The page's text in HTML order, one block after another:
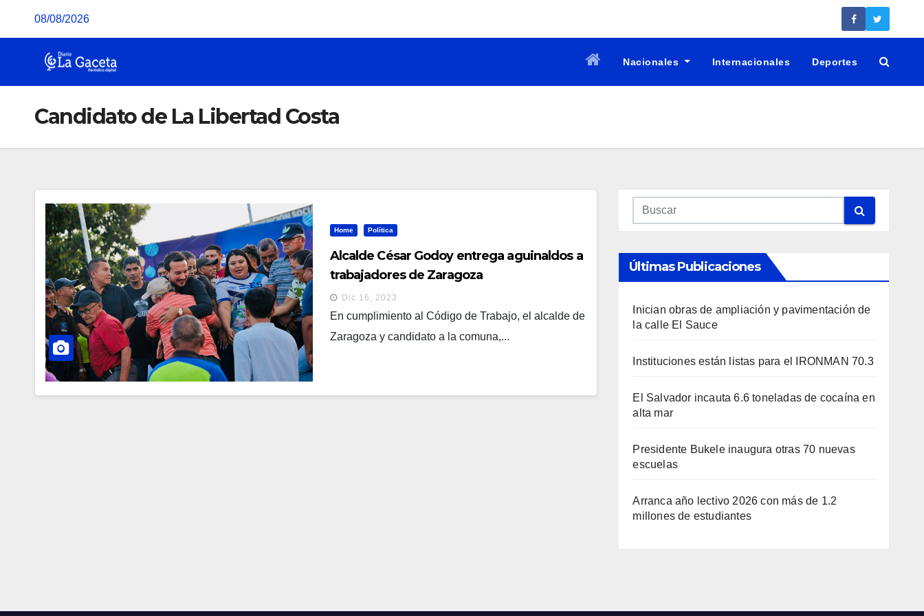
08/08/2026
Nacionales Internacionales Deportes
Candidato de La Libertad Costa
Home Política
Alcalde César Godoy entrega aguinaldos a
trabajadores de Zaragoza
Dic 16, 2023
En cumplimiento al Código de Trabajo, el alcalde de
Zaragoza y candidato a la comuna,...
Últimas Publicaciones
Inician obras de ampliación y pavimentación de
la calle El Sauce
Instituciones están listas para el IRONMAN 70.3
El Salvador incauta 6.6 toneladas de cocaína en
alta mar
Presidente Bukele inaugura otras 70 nuevas
escuelas
Arranca año lectivo 2026 con más de 1.2
millones de estudiantes